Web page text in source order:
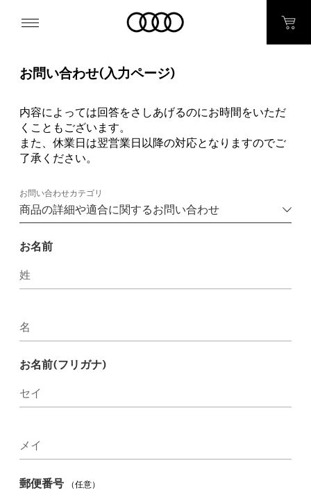
お問い合わせ(入力ページ)
内容によっては回答をさしあげるのにお時間をいただ
くこともございます。
また、休業日は翌営業日以降の対応となりますのでご
了承ください。
お問い合わせカテゴリ
お名前
姓
名
お名前(フリガナ)
セイ
メイ
郵便番号 （任意）